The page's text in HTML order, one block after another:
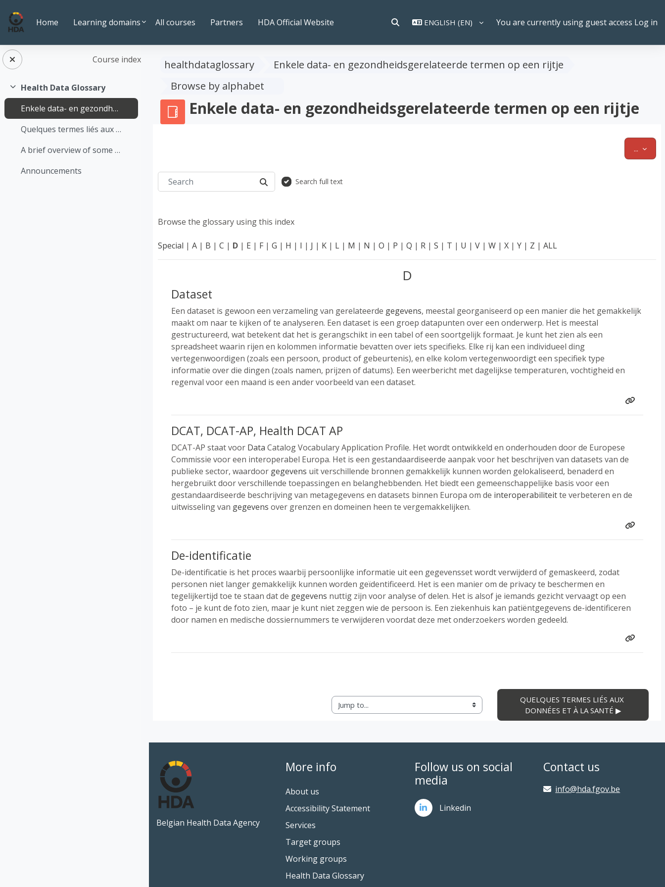
Home
Learning domains All courses Partners HDA Official Website TOGGLE SEARCH INPUT
ENGLISH ‎(EN)‎ You are currently using guest access Log in
Course index
Collapse
Health Data Glossary
Enkele data- en gezondheidsgerelateerde termen op een rijtje
Quelques termes liés aux données et à la santé
A brief overview of some terms relating to data and health
Announcements
healthdataglossary
Enkele data- en gezondheidsgerelateerde termen op een rijtje
Browse by alphabet
Enkele data- en gezondheidsgerelateerde termen op een rijtje
...
Search
SEARCH
Search full text
Browse the glossary using this index
Special | A | B | C | D | E | F | G | H | I | J | K | L | M | N | O | P | Q | R | S | T | U | V | W | X | Y | Z | ALL
D
Dataset
Een dataset is gewoon een verzameling van gerelateerde gegevens, meestal georganiseerd op een manier die het gemakkelijk
maakt om naar te kijken of te analyseren. Een dataset is een groep datapunten over een onderwerp. Het is meestal
gestructureerd, wat betekent dat het is gerangschikt in een tabel of een soortgelijk formaat. Je kunt het zien als een
spreadsheet waarin rijen en kolommen informatie bevatten over iets specifieks. Elke rij kan een individueel ding
vertegenwoordigen (zoals een persoon, product of gebeurtenis), en elke kolom vertegenwoordigt een specifiek type
informatie over die dingen (zoals namen, prijzen of datums). Een weerbericht met dagelijkse temperaturen, vochtigheid en
regenval voor een maand is een ander voorbeeld van een dataset.
DCAT, DCAT-AP, Health DCAT AP
DCAT-AP staat voor Data Catalog Vocabulary Application Profile. Het wordt ontwikkeld en onderhouden door de Europese
Commissie voor een interoperabel Europa. Het is een gestandaardiseerde aanpak voor het beschrijven van datasets van de
publieke sector, waardoor gegevens uit verschillende bronnen gemakkelijk kunnen worden gelokaliseerd, benaderd en
hergebruikt door verschillende toepassingen en belanghebbenden. Het biedt een gemeenschappelijke basis voor een
gestandaardiseerde beschrijving van metagegevens en datasets binnen Europa om de interoperabiliteitte verbeteren en de
uitwisseling van gegevens over grenzen en domeinen heen te vergemakkelijken.
De-identificatie
De-identificatie is het proces waarbij persoonlijke informatie uit een gegevensset wordt verwijderd of gemaskeerd, zodat
personen niet langer gemakkelijk kunnen worden geïdentificeerd. Het is een manier om de privacy te beschermen en
tegelijkertijd toe te staan dat de gegevens nuttig zijn voor analyse of delen. Het is alsof je iemands gezicht vervaagt op een
foto – je kunt de foto zien, maar je kunt niet zeggen wie de persoon is. Een ziekenhuis kan patiëntgegevens de-identificeren
door namen en medische dossiernummers te verwijderen voordat deze met onderzoekers worden gedeeld.
Jump to...
QUELQUES TERMES LIÉS AUX
DONNÉES ET À LA SANTÉ ▶︎
Belgian Health Data Agency
More info
About us
Accessibility Statement
Services
Target groups
Working groups
Health Data Glossary
Follow us on social
media
Linkedin
Contact us
info@hda.fgov.be